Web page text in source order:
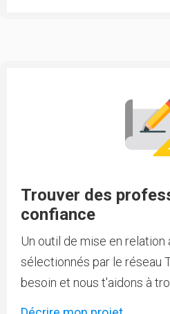
Trouver des
confiance
Un outil de mise en
sélectionnés par le réseau
besoin et nous t'aidons à